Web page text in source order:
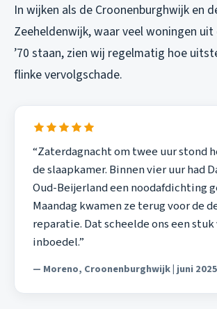
In wijken als de Croonenburghwijk en
Zeeheldenwijk, waar veel woningen uit
’70 staan, zien wij regelmatig hoe
flinke vervolgschade.
“Zaterdagnacht om twee uur stond
de slaapkamer. Binnen vier uur had
Oud-Beijerland een noodafdichting
Maandag kwamen ze terug voor de
reparatie. Dat scheelde ons een stuk
inboedel.”
— Moreno, Croonenburghwijk | juni 2025